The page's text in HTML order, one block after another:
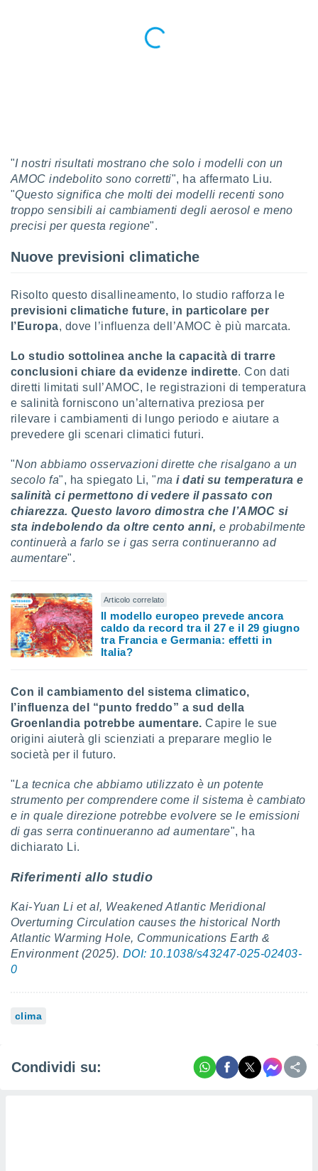
e degli
"I nostri risultati mostrano che solo i modelli con un
AMOC indebolito sono corretti", ha affermato Liu.
"Questo significa che molti dei modelli recenti sono
troppo sensibili ai cambiamenti degli aerosol e meno
precisi per questa regione".
Nuove previsioni climatiche
Risolto questo disallineamento, lo studio rafforza le
previsioni climatiche future, in particolare per
l’Europa, dove l’influenza dell’AMOC è più marcata.
Lo studio sottolinea anche la capacità di trarre
conclusioni chiare da evidenze indirette. Con dati
diretti limitati sull’AMOC, le registrazioni di temperatura
e salinità forniscono un’alternativa preziosa per
rilevare i cambiamenti di lungo periodo e aiutare a
prevedere gli scenari climatici futuri.
"Non abbiamo osservazioni dirette che risalgano a un
secolo fa", ha spiegato Li, "mai dati su temperatura e
salinità ci permettono di vedere il passato con
chiarezza. Questo lavoro dimostra che l’AMOC si
sta indebolendo da oltre cento anni, e probabilmente
continuerà a farlo se i gas serra continueranno ad
aumentare".
Articolo correlato
Il modello europeo prevede ancora
caldo da record tra il 27 e il 29 giugno
tra Francia e Germania: effetti in
Italia?
Con il cambiamento del sistema climatico,
l’influenza del “punto freddo” a sud della
Groenlandia potrebbe aumentare. Capire le sue
origini aiuterà gli scienziati a preparare meglio le
società per il futuro.
"La tecnica che abbiamo utilizzato è un potente
strumento per comprendere come il sistema è cambiato
e in quale direzione potrebbe evolvere se le emissioni
di gas serra continueranno ad aumentare", ha
dichiarato Li.
Riferimenti allo studio
Kai-Yuan Li et al, Weakened Atlantic Meridional
Overturning Circulation causes the historical North
Atlantic Warming Hole, Communications Earth &
Environment (2025). DOI: 10.1038/s43247-025-02403-
0
clima
Condividi su: